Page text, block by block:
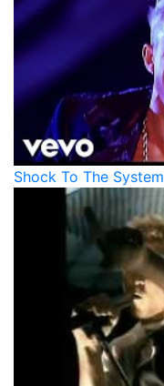
Shock To The System